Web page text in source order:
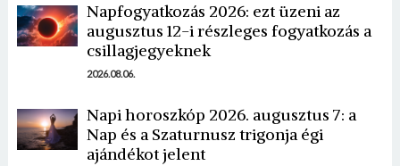
Napfogyatkozás 2026: ezt üzeni az
augusztus 12-i részleges fogyatkozás a
csillagjegyeknek
2026.08.06.
Napi horoszkóp 2026. augusztus 7: a
Nap és a Szaturnusz trigonja égi
ajándékot jelent
E-mail cím vagy felhasználónév